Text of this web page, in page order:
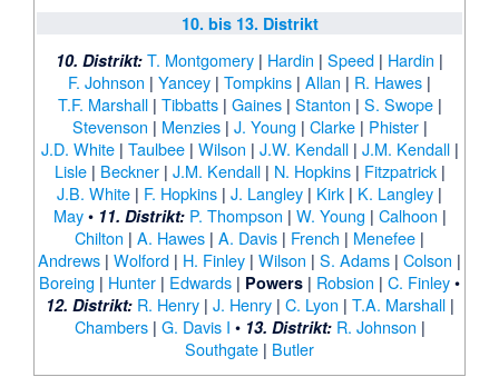
10. bis 13. Distrikt
10. Distrikt: T. Montgomery | Hardin | Speed | Hardin |
F. Johnson | Yancey | Tompkins | Allan | R. Hawes |
T.F. Marshall| Tibbatts| Gaines| Stanton | S. Swope|
Stevenson | Menzies| J. Young | Clarke| Phister|
J.D. White| Taulbee| Wilson | J.W. Kendall| J.M. Kendall|
Lisle| Beckner| J.M. Kendall| N. Hopkins| Fitzpatrick|
J.B. White | F. Hopkins | J. Langley | Kirk | K. Langley |
May• 11. Distrikt: P. Thompson | W. Young | Calhoon |
Chilton | A. Hawes | A. Davis | French | Menefee |
Andrews | Wolford | H. Finley | Wilson | S. Adams | Colson |
Boreing | Hunter | Edwards | Powers | Robsion | C. Finley•
12. Distrikt: R. Henry| J. Henry| C. Lyon | T.A. Marshall|
Chambers| G. Davis I • 13. Distrikt: R. Johnson |
Southgate | Butler